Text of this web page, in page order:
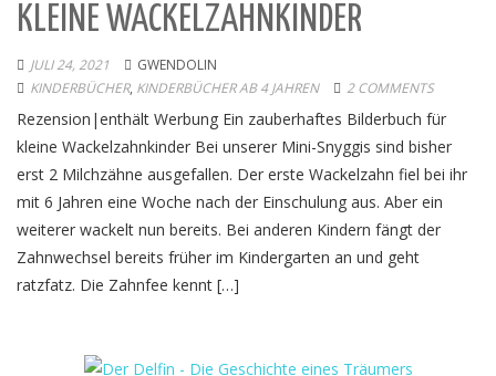
KLEINE WACKELZAHNKINDER
JULI 24, 2021
GWENDOLIN
KINDERBÜCHER, KINDERBÜCHER AB 4 JAHREN 2 COMMENTS
Rezension|enthält Werbung Ein zauberhaftes Bilderbuch für
kleine Wackelzahnkinder Bei unserer Mini-Snyggis sind bisher
erst 2 Milchzähne ausgefallen. Der erste Wackelzahn fiel bei ihr
mit 6 Jahren eine Woche nach der Einschulung aus. Aber ein
weiterer wackelt nun bereits. Bei anderen Kindern fängt der
Zahnwechsel bereits früher im Kindergarten an und geht
ratzfatz. Die Zahnfee kennt […]